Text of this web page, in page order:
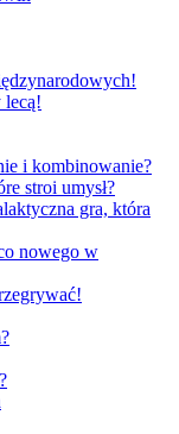
lecą!
i kombinowanie?
stroi umysł?
gra, która
nowego w